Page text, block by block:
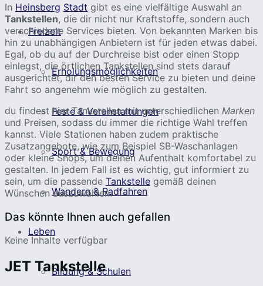
Freizeit
Erholungsmöglichkeiten
Feste & Veranstaltungen
Sport & Bewegung
Wandern & Radfahren
Leben
Bildung & Schulen
In Heinsberg Stadt gibt es eine vielfältige Auswahl an
Tankstellen, die dir nicht nur Kraftstoffe, sondern auch
verschiedene Services bieten. Von bekannten Marken bis
hin zu unabhängigen Anbietern ist für jeden etwas dabei.
Egal, ob du auf der Durchreise bist oder einen Stopp
einlegst, die örtlichen Tankstellen sind stets darauf
ausgerichtet, dir den besten Service zu bieten und deine
Fahrt so angenehm wie möglich zu gestalten.
du findest hier Tankstellen mit unterschiedlichen Marken
und Preisen, sodass du immer die richtige Wahl treffen
kannst. Viele Stationen haben zudem praktische
Zusatzangebote, wie zum Beispiel SB-Waschanlagen
oder kleine Shops, um deinen Aufenthalt komfortabel zu
gestalten. In jedem Fall ist es wichtig, gut informiert zu
sein, um die passende Tankstelle gemäß deinen
Wünschen auszuwählen.
Das könnte Ihnen auch gefallen
Keine Inhalte verfügbar
JET Tankstelle